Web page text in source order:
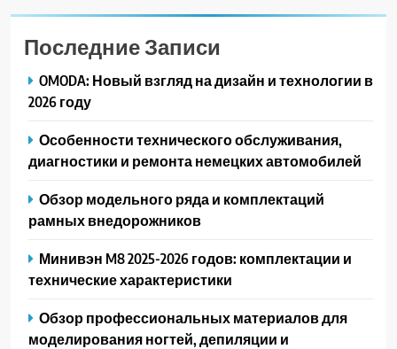
Последние Записи
OMODA: Новый взгляд на дизайн и технологии в
2026 году
Особенности технического обслуживания,
диагностики и ремонта немецких автомобилей
Обзор модельного ряда и комплектаций
рамных внедорожников
Минивэн M8 2025-2026 годов: комплектации и
технические характеристики
Обзор профессиональных материалов для
моделирования ногтей, депиляции и